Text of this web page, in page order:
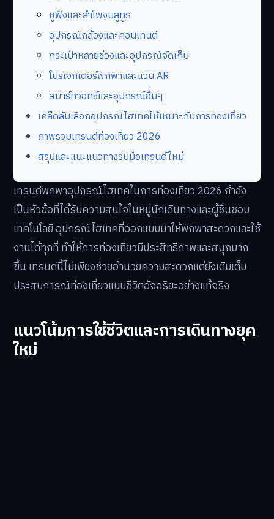
หูฟังและลำโพงบลูทูธ
อุปกรณ์กล้องและคอนเทนต์
กระเป๋าหลายช่องและอุปกรณ์จัดเก็บ
โปรเจกเตอร์พกพาและแว่น AR
สมาร์ทวอทช์และอุปกรณ์อื่นๆ
เคล็ดลับเลือกอุปกรณ์ไฮเทคให้เหมาะกับการท่องเที่ยว
ภาพรวมเทรนด์ท่องเที่ยว 2026
สรุปและแนะแนวทางรับมือเทรนด์ใหม่
เทรนด์พกพาอุปกรณ์ไฮเทคในการท่องเที่ยว 2026 กำลัง
เป็นหัวข้อที่ได้รับความสนใจในหมู่นักเดินทางและผู้ชื่นชอบ
เทคโนโลยี อุปกรณ์ไฮเทคที่ออกแบบมาให้พกพาสะดวกและใช้
งานได้ทุกที่ ทำให้การท่องเที่ยวมีประสิทธิภาพและสนุกมาก
ขึ้น เทรนด์นี้ไม่เพียงช่วยอำนวยความสะดวกแต่ยังเติมเต็ม
ประสบการณ์ท่องเที่ยวแบบชีวิตอัจฉริยะอย่างแท้จริง
แนวโน้มการใช้ชีวิตและการเดินทางยุค
ใหม่